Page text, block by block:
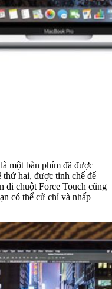
là một bàn phím đã được
thứ hai, được tinh chế để
di chuột Force Touch cũng
có thể cử chỉ và nhấp